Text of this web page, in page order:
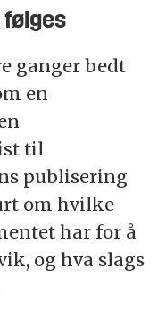
ganger bedt
en
til
publisering
om hvilke
har for å
og hva slags